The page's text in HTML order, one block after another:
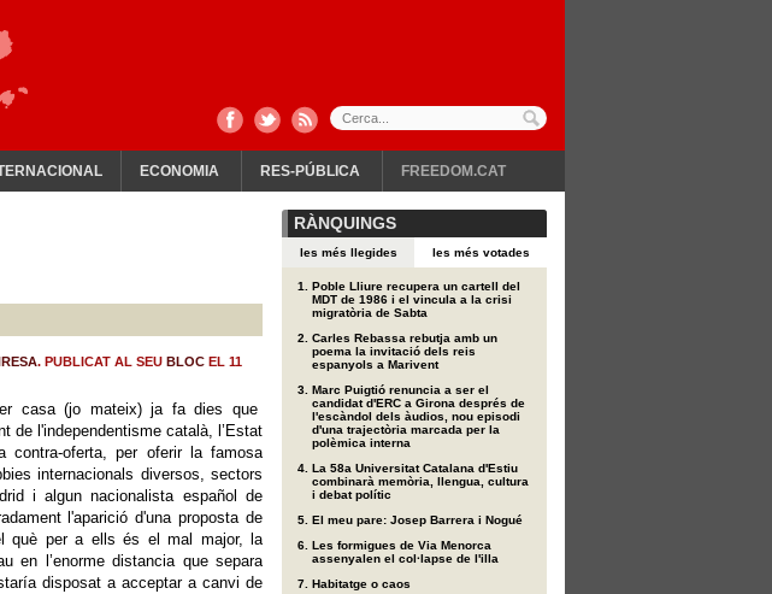
ECONOMIA RES-PÚBLICA FREEDOM.CAT
. PUBLICAT AL SEU BLOC EL 11
casa (jo mateix) ja fa dies que
de l'independentisme català, l’Estat
contra-oferta, per oferir la famosa
internacionals diversos, sectors
i algun nacionalista español de
l'aparició d'una proposta de
què per a ells és el mal major, la
en l’enorme distancia que separa
disposat a acceptar a canvi de
RÀNQUINGS
les més llegides les més votades
Poble Lliure recupera un cartell del
MDT de 1986 i el vincula a la crisi
migratòria de Sabta
Carles Rebassa rebutja amb un
poema la invitació dels reis
espanyols a Marivent
Marc Puigtió renuncia a ser el
candidat d'ERC a Girona després de
l'escàndol dels àudios, nou episodi
d'una trajectòria marcada per la
polèmica interna
La 58a Universitat Catalana d'Estiu
combinarà memòria, llengua, cultura
i debat polític
El meu pare: Josep Barrera i Nogué
Les formigues de Via Menorca
assenyalen el col·lapse de l'illa
Habitatge o caos